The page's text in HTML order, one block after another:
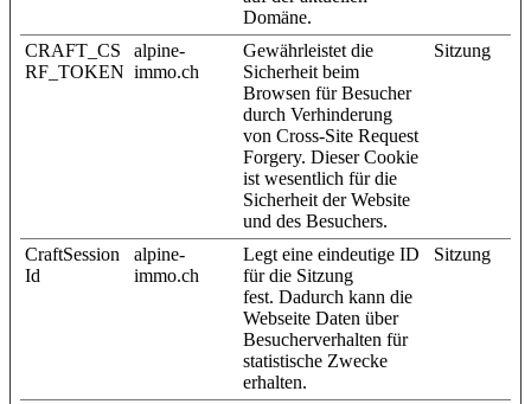
Domäne.
CRAFT_CS
RF_TOKEN
alpine-
immo.ch
Gewährleistet die
Sicherheit beim
Browsen für Besucher
durch Verhinderung
von Cross-Site Request
Forgery. Dieser Cookie
ist wesentlich für die
Sicherheit der Website
und des Besuchers.
Sitzung
CraftSession
Id
alpine-
immo.ch
Legt eine eindeutige ID
für die Sitzung
fest. Dadurch kann die
Webseite Daten über
Besucherverhalten für
statistische Zwecke
erhalten.
Sitzung